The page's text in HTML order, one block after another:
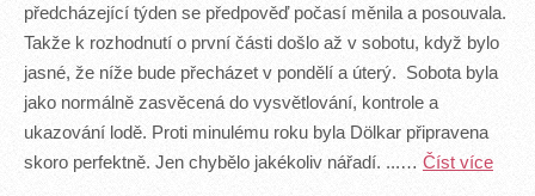
předcházející týden se předpověď počasí měnila a posouvala.
Takže k rozhodnutí o první části došlo až v sobotu, když bylo
jasné, že níže bude přecházet v pondělí a úterý. Sobota byla
jako normálně zasvěcená do vysvětlování, kontrole a
ukazování lodě. Proti minulému roku byla Dölkar připravena
skoro perfektně. Jen chybělo jakékoliv nářadí. ...… Číst více